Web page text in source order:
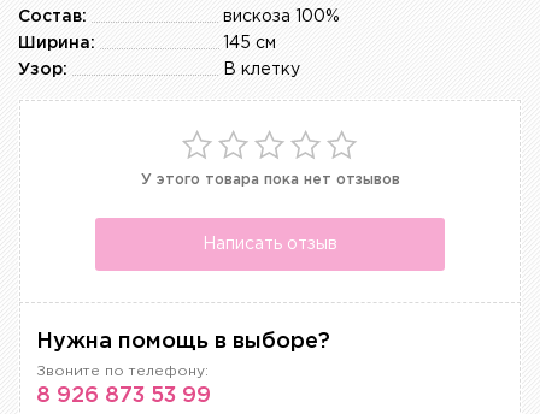
вискоза 100%
Состав:
145 см
Ширина:
В клетку
Узор:
У этого товара пока нет отзывов
Написать отзыв
Нужна помощь в выборе?
Звоните по телефону:
8 926 873 53 99